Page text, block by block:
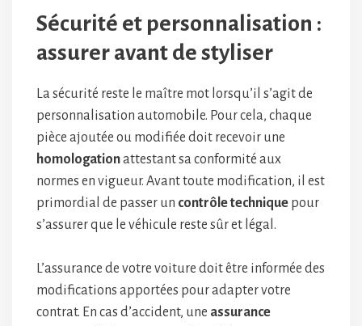
Sécurité et personnalisation :
assurer avant de styliser
La sécurité reste le maître mot lorsqu’il s’agit de
personnalisation automobile. Pour cela, chaque
pièce ajoutée ou modifiée doit recevoir une
homologationattestant sa conformité aux
normes en vigueur. Avant toute modification, il est
primordial de passer un contrôle technique pour
s’assurer que le véhicule reste sûr et légal.
L’assurance de votre voiture doit être informée des
modifications apportées pour adapter votre
contrat. En cas d’accident, une assurance